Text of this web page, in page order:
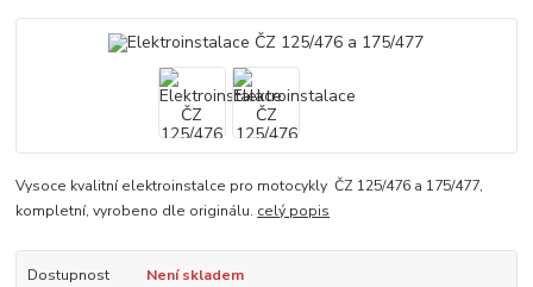
Vysoce kvalitní elektroinstalce pro motocykly ČZ 125/476 a 175/477,
kompletní, vyrobeno dle originálu. celý popis
Dostupnost Není skladem